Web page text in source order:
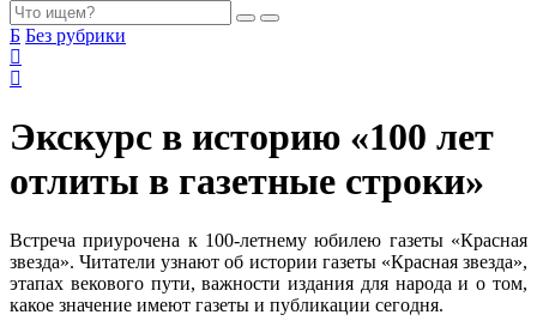
Б Без рубрики
Экскурс в историю «100 лет
отлиты в газетные строки»
Встреча приурочена к 100-летнему юбилею газеты «Красная
звезда». Читатели узнают об истории газеты «Красная звезда»,
этапах векового пути, важности издания для народа и о том,
какое значение имеют газеты и публикации сегодня.